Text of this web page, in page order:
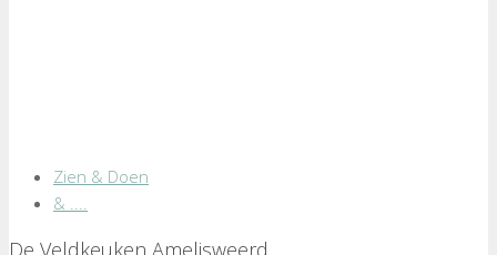
Zien & Doen
& ....
De Veldkeuken Amelisweerd